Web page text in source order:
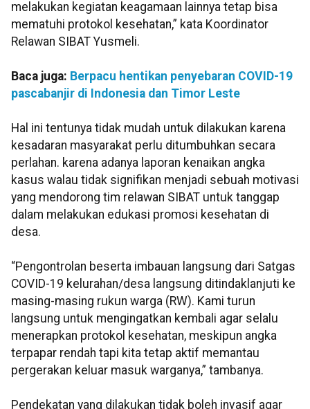
melakukan kegiatan keagamaan lainnya tetap bisa
mematuhi protokol kesehatan,” kata Koordinator
Relawan SIBAT Yusmeli.
Baca juga: Berpacu hentikan penyebaran COVID-19
pascabanjir di Indonesia dan Timor Leste
Hal ini tentunya tidak mudah untuk dilakukan karena
kesadaran masyarakat perlu ditumbuhkan secara
perlahan. karena adanya laporan kenaikan angka
kasus walau tidak signifikan menjadi sebuah motivasi
yang mendorong tim relawan SIBAT untuk tanggap
dalam melakukan edukasi promosi kesehatan di
desa.
“Pengontrolan beserta imbauan langsung dari Satgas
COVID-19 kelurahan/desa langsung ditindaklanjuti ke
masing-masing rukun warga (RW). Kami turun
langsung untuk mengingatkan kembali agar selalu
menerapkan protokol kesehatan, meskipun angka
terpapar rendah tapi kita tetap aktif memantau
pergerakan keluar masuk warganya,” tambanya.
Pendekatan yang dilakukan tidak boleh invasif agar